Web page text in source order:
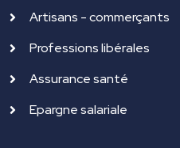
Artisans - commerçants
Professions libérales
Assurance santé
Epargne salariale